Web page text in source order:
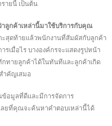
ายนี้ เป็นต้น
ลูกค้าเหล่านี้มาใช้บริการกับคุณ
ะสุดท้ายแล้วพนักงานที่สัมผัสกับลูกค้า
รเมื่อไร บางองค์กรจะแสดงรูปหน้า
ทายลูกค้าได้ในทันทีและลูกค้าเกิด
ำคัญเสมอ
อมูลที่ดีและมีการจัดการ
ลยที่คุณจะค้นหาคำตอบเหล่านี้ได้